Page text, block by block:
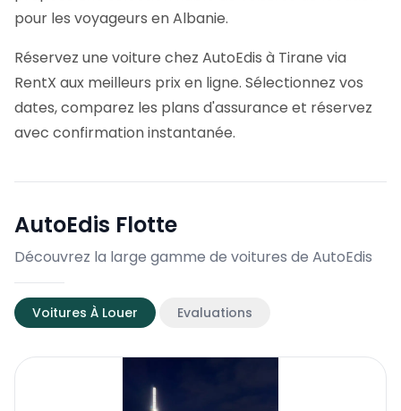
pour les voyageurs en Albanie.
Réservez une voiture chez AutoEdis à Tirane via
RentX aux meilleurs prix en ligne. Sélectionnez vos
dates, comparez les plans d'assurance et réservez
avec confirmation instantanée.
AutoEdis Flotte
Découvrez la large gamme de voitures de AutoEdis
Voitures À Louer Evaluations